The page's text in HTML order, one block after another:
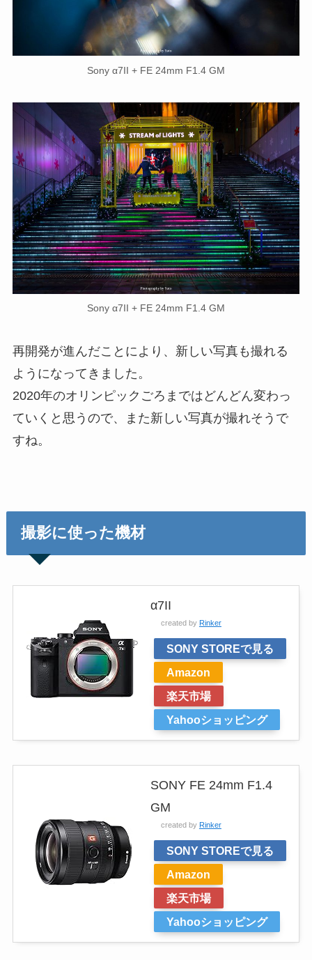
Sony α7II + FE 24mm F1.4 GM
Sony α7II + FE 24mm F1.4 GM
再開発が進んだことにより、新しい写真も撮れる
ようになってきました。
2020年のオリンピックごろまではどんどん変わっ
ていくと思うので、また新しい写真が撮れそうで
すね。
撮影に使った機材
α7II
created by Rinker
SONY STOREで見る
Amazon
楽天市場
Yahooショッピング
SONY FE 24mm F1.4
GM
created by Rinker
SONY STOREで見る
Amazon
楽天市場
Yahooショッピング